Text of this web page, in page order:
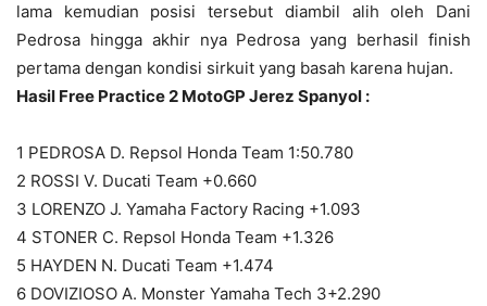
lama kemudian posisi tersebut diambil alih oleh Dani
Pedrosa hingga akhir nya Pedrosa yang berhasil finish
pertama dengan kondisi sirkuit yang basah karena hujan.
Hasil Free Practice 2 MotoGP Jerez Spanyol :
1 PEDROSA D. Repsol Honda Team 1:50.780
2 ROSSI V. Ducati Team +0.660
3 LORENZO J. Yamaha Factory Racing +1.093
4 STONER C. Repsol Honda Team +1.326
5 HAYDEN N. Ducati Team +1.474
6 DOVIZIOSO A. Monster Yamaha Tech 3+2.290